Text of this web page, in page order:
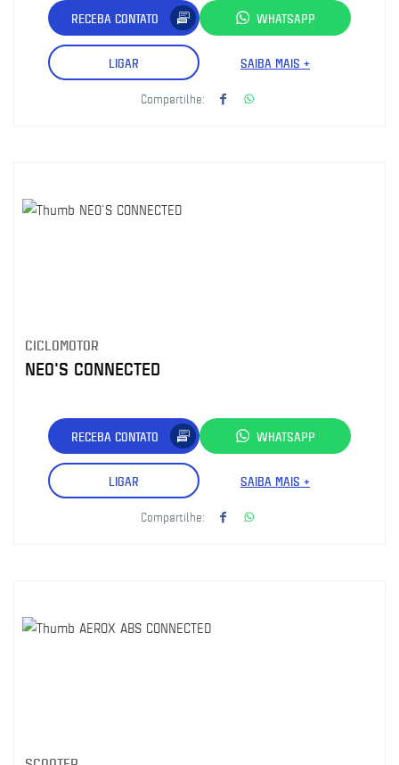
RECEBA CONTATO WHATSAPP
LIGAR SAIBA MAIS +
Compartilhe:
CICLOMOTOR
NEO'S CONNECTED
RECEBA CONTATO WHATSAPP
LIGAR SAIBA MAIS +
Compartilhe: